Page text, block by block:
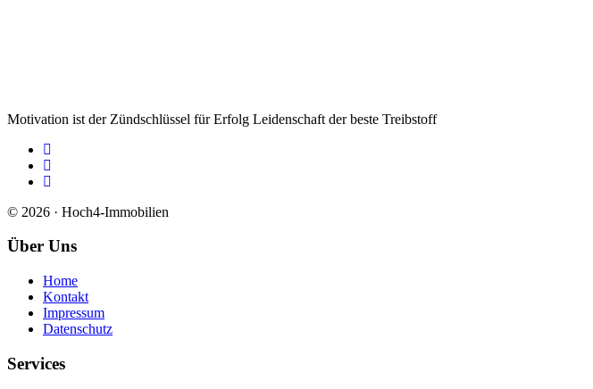
Motivation ist der Zündschlüssel für Erfolg Leidenschaft der beste Treibstoff
© 2026 · Hoch4-Immobilien
Über Uns
Home
Kontakt
Impressum
Datenschutz
Services